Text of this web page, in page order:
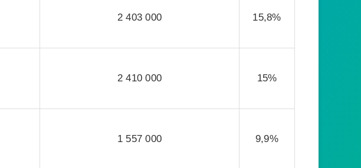
2 403 000 15,8%
2 410 000 15%
1 557 000 9,9%